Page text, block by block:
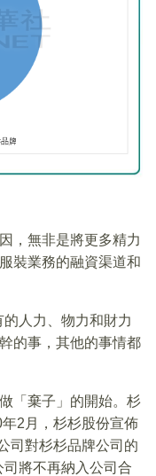
，無非是將更多精力
裝業務的融資渠道和
人力、物力和財力
的事，其他的事情都
「棄子」的開始。杉
2月，杉杉股份宣佈
司對杉杉品牌公司的
將不再納入公司合